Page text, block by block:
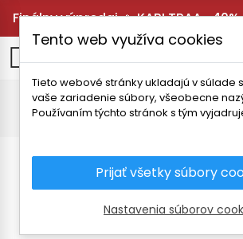
Finálny výpredaj 🔥KARI TRAA -40%
Úvodná stránka Výber vašej
ZALOŽIŤ
Tento web využíva cookies
Tieto webové stránky ukladajú v súlade
vaše zariadenie súbory, všeobecne
Používaním týchto stránok s tým
Prijať všetky súbory
Nastavenia súborov